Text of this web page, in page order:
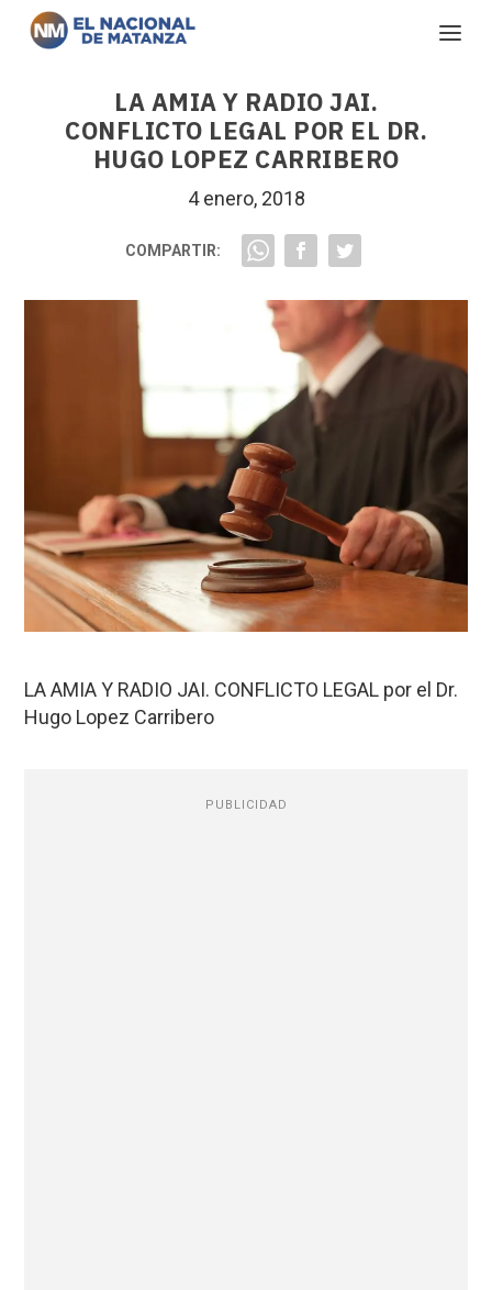
LA AMIA Y RADIO JAI.
CONFLICTO LEGAL POR EL DR.
HUGO LOPEZ CARRIBERO
4 enero, 2018
COMPARTIR:
LA AMIA Y RADIO JAI. CONFLICTO LEGAL por el Dr.
Hugo Lopez Carribero
PUBLICIDAD